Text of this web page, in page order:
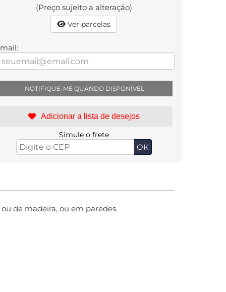
(Preço sujeito a alteração)
Ver parcelas
NOTIFIQUE-ME QUANDO DISPONÍVEL
Simule o frete
de madeira, ou em paredes.